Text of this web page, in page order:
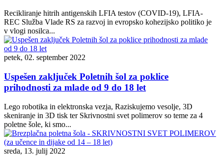
Recikliranje hitrih antigenskih LFIA testov (COVID-19), LFIA-
REC Služba Vlade RS za razvoj in evropsko kohezijsko politiko je
v vlogi nosilca...
petek, 02. september 2022
Uspešen zaključek Poletnih šol za poklice
prihodnosti za mlade od 9 do 18 let
Lego robotika in elektronska vezja, Raziskujemo vesolje, 3D
skeniranje in 3D tisk ter Skrivnostni svet polimerov so teme za 4
poletne šole, ki smo...
sreda, 13. julij 2022